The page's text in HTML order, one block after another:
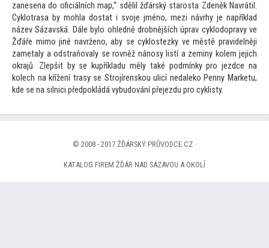
zanesena do oficiálních map,“ sdělil žďárský starosta Zdeněk Navrátil.
Cyklotrasa by mohla dostat i svoje jméno, mezi návrhy je například
název Sázavská. Dále bylo ohledně drobnějších úprav cyklodopravy ve
Žďáře mimo jiné navrženo, aby se cyklostezky ve městě pravidelněji
zametaly a odstraňovaly se rovněž nánosy listí a zeminy kolem jejich
okrajů. Zlepšit by se kupříkladu měly také podmínky pro jezdce na
kolech na křížení trasy se Strojírenskou ulicí nedaleko Penny Marketu,
kde se na silnici předpokládá vybudování přejezdu pro cyklisty.
© 2008 - 2017 ŽĎÁRSKÝ PRŮVODCE.CZ ·
KATALOG FIREM ŽĎÁR NAD SÁZAVOU A OKOLÍ